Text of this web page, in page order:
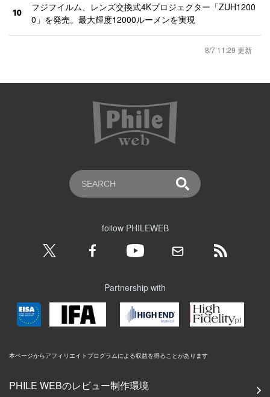
10
フジフイルム、レンズ交換式4Kプロジェクター「ZUH1200
0」を発売。最大輝度12000ルーメンを実現
8/7 11:29 更新
follow PHILEWEB
Partnership with
本ページからアフィリエイトプログラムによる収益を得ることがあります
PHILE WEBのレビュー制作環境